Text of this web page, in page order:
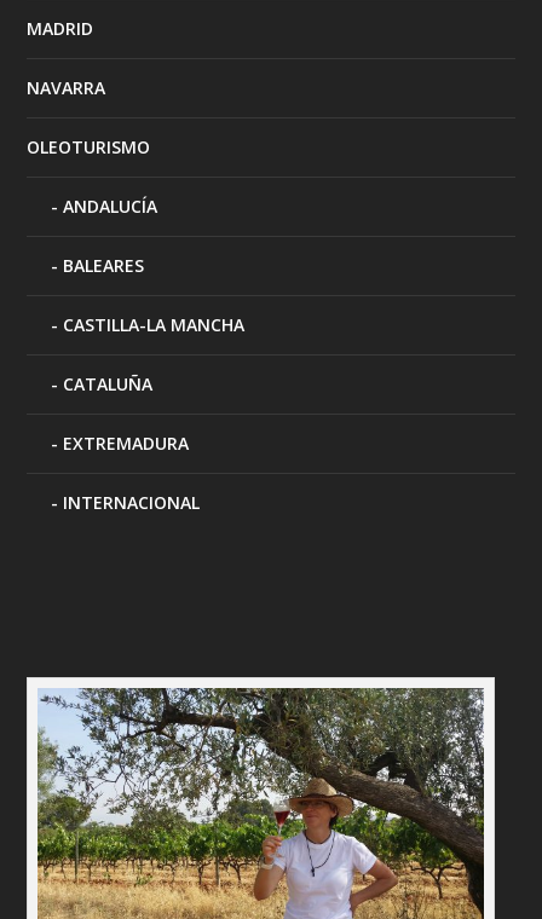
MADRID
NAVARRA
OLEOTURISMO
ANDALUCÍA
BALEARES
CASTILLA-LA MANCHA
CATALUÑA
EXTREMADURA
INTERNACIONAL